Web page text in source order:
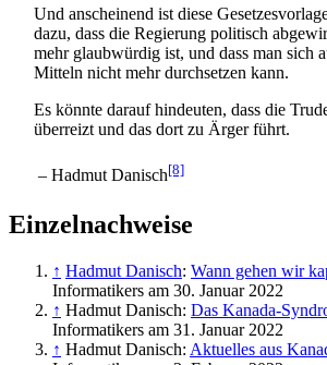
Und anscheinend ist diese
dazu, dass die Regierung politisch
mehr glaubwürdig ist, und dass man sich
Mitteln nicht mehr durchsetzen kann.
Es könnte darauf hindeuten, dass die
überreizt und das dort zu Ärger führt.
– Hadmut Danisch[8]
Einzelnachweise
↑ Hadmut Danisch: Wann gehen wir
Informatikers am 30. Januar 2022
↑ Hadmut Danisch: Das Kanada-
Informatikers am 31. Januar 2022
↑ Hadmut Danisch: Aktuelles aus